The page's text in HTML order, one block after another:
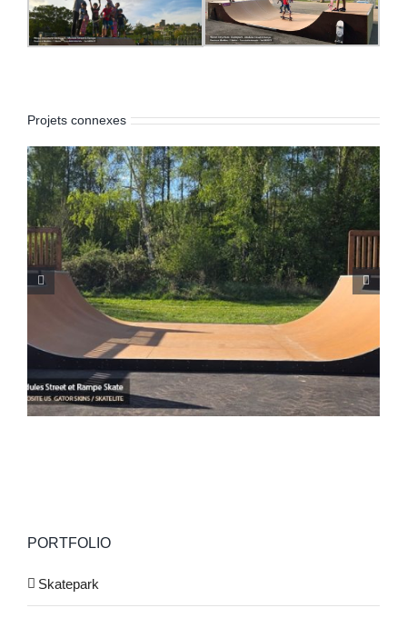
Projets connexes
Skatepark de Ghisonaccia (Corse 2B)
PORTFOLIO
Skatepark